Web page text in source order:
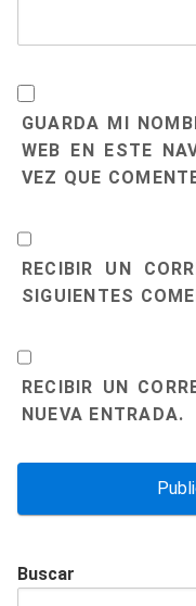
GUARDA MI
WEB EN ESTE
VEZ QUE
RECIBIR UN
SIGUIENTES
RECIBIR UN
NUEVA ENTRADA.
Buscar